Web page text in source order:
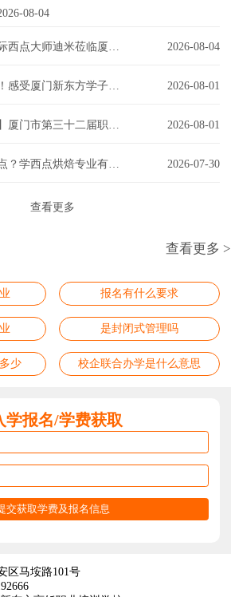
08-04
2026-08-04
2026-08-01
2026-08-01
2026-07-30
查看更多
查看更多 >
报名有什么要求
是封闭式管理吗
少 校企联合办学是什么意思
学报名/学费获取
区马垵路101号